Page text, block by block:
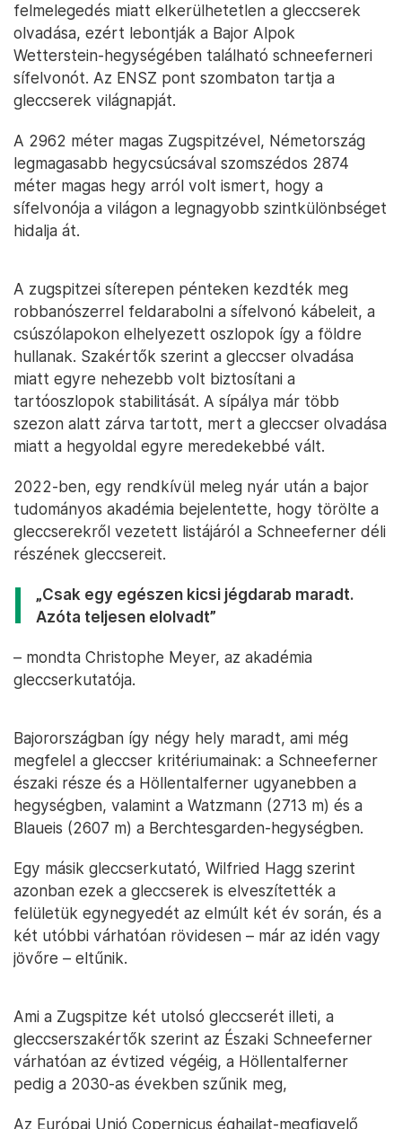
felmelegedés miatt elkerülhetetlen a gleccserek
olvadása, ezért lebontják a Bajor Alpok
Wetterstein-hegységében található schneeferneri
sífelvonót. Az ENSZ pont szombaton tartja a
gleccserek világnapját.
A 2962 méter magas Zugspitzével, Németország
legmagasabb hegycsúcsával szomszédos 2874
méter magas hegy arról volt ismert, hogy a
sífelvonója a világon a legnagyobb szintkülönbséget
hidalja át.
A zugspitzei síterepen pénteken kezdték meg
robbanószerrel feldarabolni a sífelvonó kábeleit, a
csúszólapokon elhelyezett oszlopok így a földre
hullanak. Szakértők szerint a gleccser olvadása
miatt egyre nehezebb volt biztosítani a
tartóoszlopok stabilitását. A sípálya már több
szezon alatt zárva tartott, mert a gleccser olvadása
miatt a hegyoldal egyre meredekebbé vált.
2022-ben, egy rendkívül meleg nyár után a bajor
tudományos akadémia bejelentette, hogy törölte a
gleccserekről vezetett listájáról a Schneeferner déli
részének gleccsereit.
„Csak egy egészen kicsi jégdarab maradt.
Azóta teljesen elolvadt”
– mondta Christophe Meyer, az akadémia
gleccserkutatója.
Bajorországban így négy hely maradt, ami még
megfelel a gleccser kritériumainak: a Schneeferner
északi része és a Höllentalferner ugyanebben a
hegységben, valamint a Watzmann (2713 m) és a
Blaueis (2607 m) a Berchtesgarden-hegységben.
Egy másik gleccserkutató, Wilfried Hagg szerint
azonban ezek a gleccserek is elveszítették a
felületük egynegyedét az elmúlt két év során, és a
két utóbbi várhatóan rövidesen – már az idén vagy
jövőre – eltűnik.
Ami a Zugspitze két utolsó gleccserét illeti, a
gleccserszakértők szerint az Északi Schneeferner
várhatóan az évtized végéig, a Höllentalferner
pedig a 2030-as években szűnik meg,
Az Európai Unió Copernicus éghajlat-megfigyelő